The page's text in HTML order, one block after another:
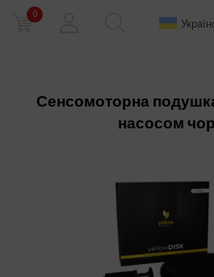
0
Сенсомоторна
насосом